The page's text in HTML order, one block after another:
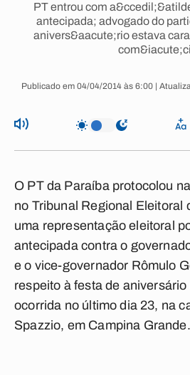
PT entrou com
antecipada; advogado do
anivers&aacute;rio estava
Publicado em 04/04/2014 às 6:00 |
O PT da Paraíba protocolou
no Tribunal Regional Eleitoral
uma representação eleitoral
antecipada contra o
e o vice-governador Rômulo
respeito à festa de
ocorrida no último dia 23, na
Spazzio, em Campina Grande.